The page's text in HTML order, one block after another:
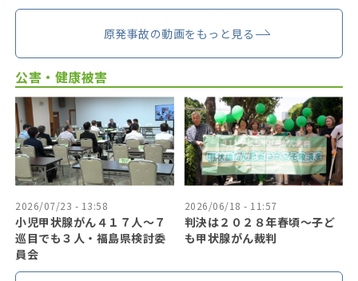
原発事故の動画をもっと見る
公害・健康被害
2026/07/23 - 13:58
小児甲状腺がん４１７人〜７
巡目でも３人・福島県検討委
員会
2026/06/18 - 11:57
判決は２０２８年春頃〜子ど
も甲状腺がん裁判